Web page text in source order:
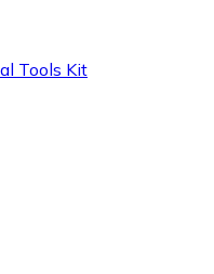
Tools Kit